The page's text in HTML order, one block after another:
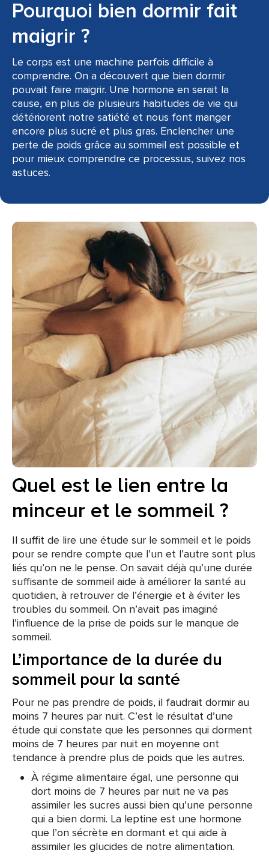
Pourquoi bien dormir fait
maigrir ?
Le corps est une machine parfois difficile à
comprendre. On a découvert que bien dormir
pouvait faire maigrir. Une hormone en serait la
cause, en plus de plusieurs habitudes de vie qui
détériorent notre satiété et nous font manger
encore plus sucré et plus gras. Enclencher une
perte de poids grâce au sommeil est possible et
pour mieux comprendre ce processus, suivez nos
astuces.
Quel est le lien entre la
minceur et le sommeil ?
Il suffit de lire une étude sur le sommeil et le poids
pour se rendre compte que l’un et l’autre sont plus
liés qu’on ne le pense. On savait déjà qu’une durée
suffisante de sommeil aide à améliorer la santé au
quotidien, à retrouver de l’énergie et à éviter les
troubles du sommeil. On n’avait pas imaginé
l’influence de la prise de poids sur le manque de
sommeil.
L’importance de la durée du
sommeil pour la santé
Pour ne pas prendre de poids, il faudrait dormir au
moins 7 heures par nuit. C’est le résultat d’une
étude qui constate que les personnes qui dorment
moins de 7 heures par nuit en moyenne ont
tendance à prendre plus de poids que les autres.
À régime alimentaire égal, une personne qui
dort moins de 7 heures par nuit ne va pas
assimiler les sucres aussi bien qu’une personne
qui a bien dormi. La leptine est une hormone
que l’on sécrète en dormant et qui aide à
assimiler les glucides de notre alimentation.